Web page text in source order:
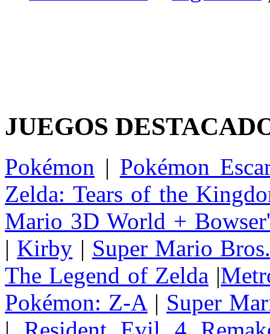
JUEGOS
Pokémon | Pokémon
Zelda: Tears of the
Mario 3D World +
| Kirby | Super Mario
The Legend of Zelda |
Pokémon: Z-A | Super